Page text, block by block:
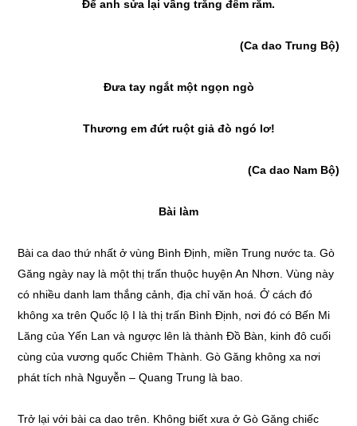
Để anh sửa lại vầng trăng đêm rằm.
(Ca dao Trung Bộ)
Đưa tay ngắt một ngọn ngò
Thương em đứt ruột giả đò ngó lơ!
(Ca dao Nam Bộ)
Bài làm
Bài ca dao thứ nhất ở vùng Bình Định, miền Trung nước ta. Gò
Găng ngày nay là một thị trấn thuộc huyện An Nhơn. Vùng này
có nhiều danh lam thắng cảnh, địa chỉ văn hoá. Ở cách đó
không xa trên Quốc lộ I là thị trấn Bình Định, nơi đó có Bến Mi
Lăng của Yến Lan và ngược lên là thành Đồ Bàn, kinh đô cuối
cùng của vương quốc Chiêm Thành. Gò Găng không xa nơi
phát tích nhà Nguyễn – Quang Trung là bao.
Trở lại với bài ca dao trên. Không biết xưa ở Gò Găng chiếc